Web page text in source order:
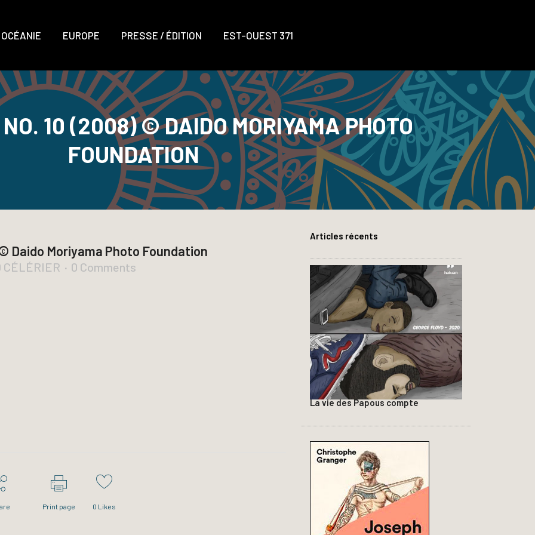
OCÉANIE EUROPE PRESSE / ÉDITION EST-OUEST 371
NO. 10 (2008) © DAIDO MORIYAMA PHOTO
FOUNDATION
Daido Moriyama Photo Foundation
CÉLÉRIER 0 Comments
Print page 0 Likes
Articles récents
La vie des Papous compte